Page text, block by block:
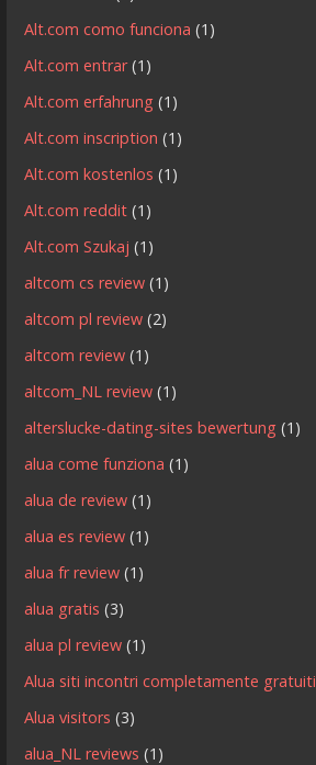
Alt.com como funciona (1)
Alt.com entrar(1)
Alt.com erfahrung (1)
Alt.com inscription (1)
Alt.com kostenlos (1)
Alt.com reddit (1)
Alt.com Szukaj (1)
altcom cs review (1)
altcom pl review (2)
altcom review (1)
altcom_NL review (1)
alterslucke-dating-sites bewertung (1)
alua come funziona (1)
alua de review (1)
alua es review (1)
alua fr review (1)
alua gratis (3)
alua pl review (1)
Alua siti incontri completamente gratuiti
Alua visitors (3)
alua_NL reviews (1)